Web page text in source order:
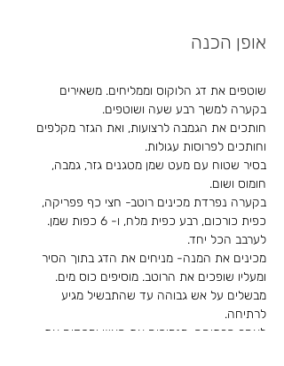
אופן הכנה
שוטפים את דג הלוקוס וממליחים. משאירים
בקערה למשך רבע שעה ושוטפים.
חותכים את הגמבה לרצועות, ואת הגזר מקלפים
וחותכים לפרוסות עגולות.
בסיר שטוח עם מעט שמן מטגנים גזר, גמבה,
חומוס ושום.
בקערה נפרדת מכינים רוטב- חצי כף פפריקה,
כפית כורכום, רבע כפית מלח, ו- 6 כפות שמן.
לערבב הכל יחד.
מכינים את המנה- מניחים את הדג בתוך הסיר
ומעליו שופכים את הרוטב. מוסיפים כוס מים.
מבשלים על אש גבוהה עד שהתבשיל מגיע
לרתיחה.
לאחר הרתיחה, מנמיכים את האש ומכסים את